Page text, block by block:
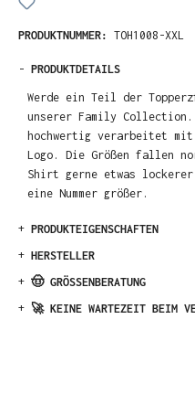
PRODUKTNUMMER: TOH1008-XXL
- PRODUKTDETAILS
Werde ein Teil der
unserer Family
hochwertig verarbeitet mit
Logo. Die Größen fallen
Shirt gerne etwas
eine Nummer größer.
+ PRODUKTEIGENSCHAFTEN
+ HERSTELLER
+ 🤠 GRÖSSENBERATUNG
+ 🚀 KEINE WARTEZEIT BEIM